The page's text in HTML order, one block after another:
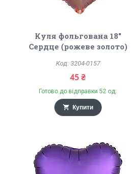
Куля фольгована 18"
Сердце (рожеве золото)
3204-0157
45 ₴
Готово до відправки 52 од.
Купити